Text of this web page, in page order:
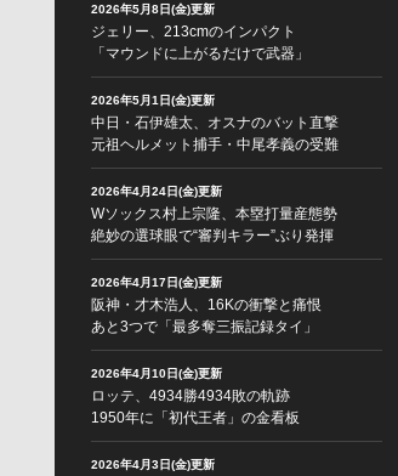
2026年5月8日(金)更新
ジェリー、213cmのインパクト
「マウンドに上がるだけで武器」
2026年5月1日(金)更新
中日・石伊雄太、オスナのバット直撃
元祖ヘルメット捕手・中尾孝義の受難
2026年4月24日(金)更新
Wソックス村上宗隆、本塁打量産態勢
絶妙の選球眼で“審判キラー”ぶり発揮
2026年4月17日(金)更新
阪神・才木浩人、16Kの衝撃と痛恨
あと3つで「最多奪三振記録タイ」
2026年4月10日(金)更新
ロッテ、4934勝4934敗の軌跡
1950年に「初代王者」の金看板
2026年4月3日(金)更新